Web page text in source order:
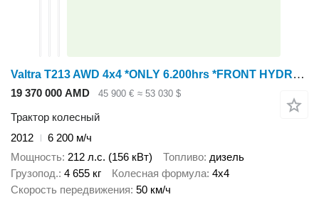
Valtra T213 AWD 4x4 *ONLY 6.200hrs *FRONT HYDRAULICS
19 370 000 AMD 45 900 € ≈ 53 030 $
Трактор колесный
2012
6 200 м/ч
Мощность 212 л.с. (156 кВт) Топливо дизель
Грузопод. 4 655 кг Колесная формула 4x4
Скорость передвижения 50 км/ч